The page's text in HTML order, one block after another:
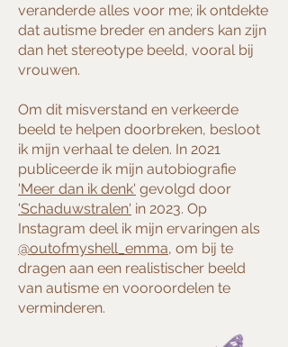
veranderde alles voor me; ik ontdekte
dat autisme breder en anders kan zijn
dan het stereotype beeld, vooral bij
vrouwen.
Om dit misverstand en verkeerde
beeld te helpen doorbreken, besloot
ik mijn verhaal te delen. In 2021
publiceerde ik mijn autobiografie
'Meer dan ik denk' gevolgd door
'Schaduwstralen' in 2023. Op
Instagram deel ik mijn ervaringen als
@outofmyshell_emma, om bij te
dragen aan een realistischer beeld
van autisme en vooroordelen te
verminderen.